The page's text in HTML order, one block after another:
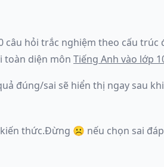
câu hỏi trắc nghiệm theo cấu trúc
toàn diện môn Tiếng Anh vào lớp
đúng/sai sẽ hiển thị ngay sau
thức.Đừng ☹️ nếu chọn sai